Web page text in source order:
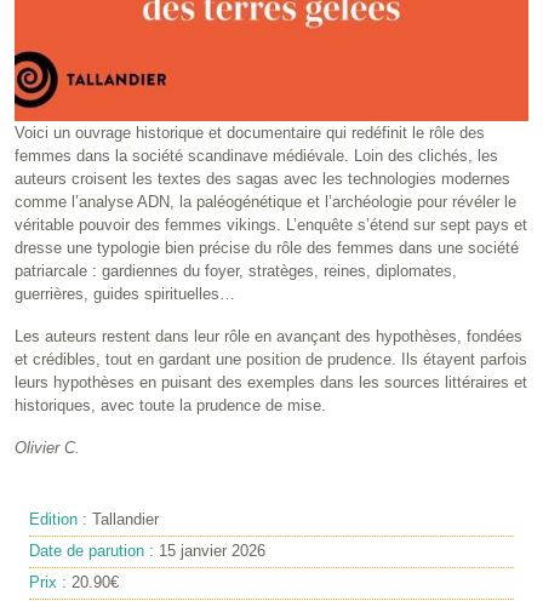
Voici un ouvrage historique et documentaire qui redéfinit le rôle des
femmes dans la société scandinave médiévale. Loin des clichés, les
auteurs croisent les textes des sagas avec les technologies modernes
comme l’analyse ADN, la paléogénétique et l’archéologie pour révéler le
véritable pouvoir des femmes vikings. L’enquête s’étend sur sept pays et
dresse une typologie bien précise du rôle des femmes dans une société
patriarcale : gardiennes du foyer, stratèges, reines, diplomates,
guerrières, guides spirituelles…
Les auteurs restent dans leur rôle en avançant des hypothèses, fondées
et crédibles, tout en gardant une position de prudence. Ils étayent parfois
leurs hypothèses en puisant des exemples dans les sources littéraires et
historiques, avec toute la prudence de mise.
Olivier C.
Edition : Tallandier
Date de parution : 15 janvier 2026
Prix : 20.90€